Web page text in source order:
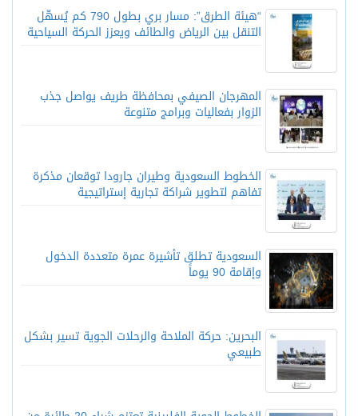
“هيئة الطرق”: مسار بري بطول 790 كم يُسهّل
التنقل بين الرياض والطائف ويعزز الحركة السياحية
المهرجان الصيفي بمحافظة طريف يواصل جذب
الزوار بفعاليات وبرامج متنوعة
الخطوط السعودية وطيران جارودا توقعان مذكرة
تفاهم لتطوير شراكة تجارية إستراتيجية
السعودية تطلق تأشيرة عمرة متعددة الدخول
وإقامة 90 يوماً
البحرين: حركة الملاحة والرحلات الجوية تسير بشكل
طبيعي